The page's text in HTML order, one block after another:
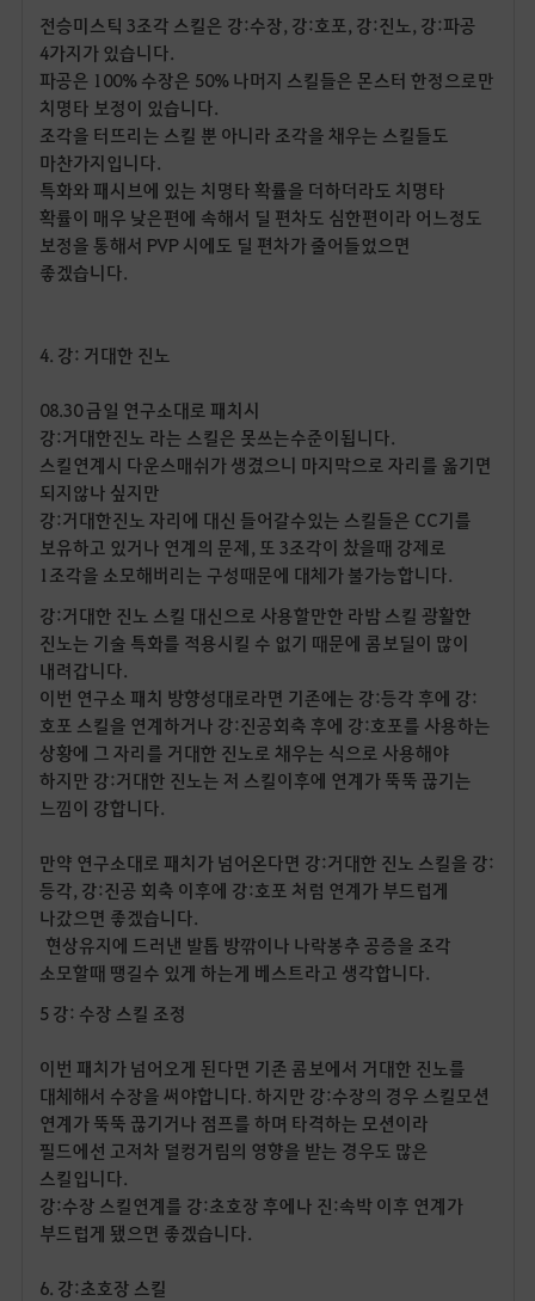
전승미스틱 3조각 스킬은 강:수장, 강:호포, 강:진노, 강:파공
4가지가 있습니다.
파공은 100% 수장은 50% 나머지 스킬들은 몬스터 한정으로만
치명타 보정이 있습니다.
조각을 터뜨리는 스킬 뿐 아니라 조각을 채우는 스킬들도
마찬가지입니다.
특화와 패시브에 있는 치명타 확률을 더하더라도 치명타
확률이 매우 낮은편에 속해서 딜 편차도 심한편이라 어느정도
보정을 통해서 PVP 시에도 딜 편차가 줄어들었으면
좋겠습니다.
4. 강: 거대한 진노
08.30금일 연구소대로 패치시
강:거대한진노 라는 스킬은 못쓰는수준이됩니다.
스킬연계시 다운스매쉬가 생겼으니 마지막으로 자리를 옮기면
되지않나 싶지만
강:거대한진노 자리에 대신 들어갈수있는 스킬들은 CC기를
보유하고 있거나 연계의 문제, 또 3조각이 찼을때 강제로
1 조각을 소모해버리는 구성때문에 대체가 불가능합니다.
강:거대한 진노 스킬 대신으로 사용할만한 라밤 스킬 광활한
진노는 기술 특화를 적용시킬 수 없기 때문에 콤보딜이 많이
내려갑니다.
이번 연구소 패치 방향성대로라면 기존에는 강:등각 후에 강:
호포 스킬을 연계하거나 강:진공회축 후에 강:호포를 사용하는
상황에 그 자리를 거대한 진노로 채우는 식으로 사용해야
하지만 강:거대한 진노는 저 스킬이후에 연계가 뚝뚝 끊기는
느낌이 강합니다.
만약 연구소대로 패치가 넘어온다면 강:거대한 진노 스킬을 강:
등각, 강:진공 회축 이후에 강:호포 처럼 연계가 부드럽게
나갔으면 좋겠습니다.
현상유지에 드러낸 발톱 방깎이나 나락봉추 공증을 조각
소모할때 땡길수 있게 하는게 베스트라고 생각합니다.
5 강: 수장 스킬 조정
이번 패치가 넘어오게 된다면 기존 콤보에서 거대한 진노를
대체해서 수장을 써야합니다. 하지만 강:수장의 경우 스킬모션
연계가 뚝뚝 끊기거나 점프를 하며 타격하는 모션이라
필드에선 고저차 덜컹거림의 영향을 받는 경우도 많은
스킬입니다.
강:수장 스킬연계를 강:초호장 후에나 진:속박 이후 연계가
부드럽게 됐으면 좋겠습니다.
6. 강:초호장 스킬